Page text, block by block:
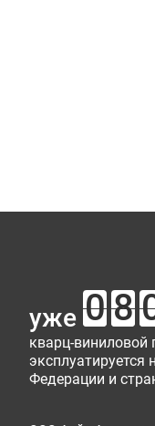
уже
кварц-виниловой
эксплуатируется
Федерации и